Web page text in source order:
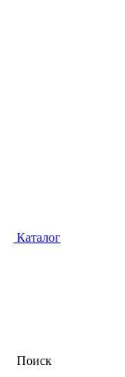
Каталог
Поиск